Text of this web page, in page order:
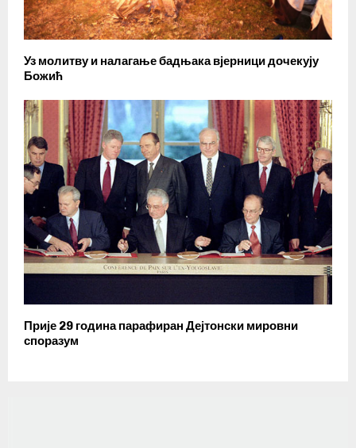
Уз молитву и налагање бадњака вјерници дочекују
Божић
Прије 29 година парафиран Дејтонски мировни
споразум